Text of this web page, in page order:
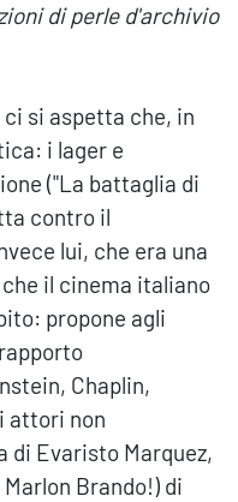
di perle d'archivio
ci si aspetta che, in
i lager e
("La battaglia di
contro il
lui, che era una
il cinema italiano
propone agli
Chaplin,
attori non
di Evaristo Marquez,
Brando!) di